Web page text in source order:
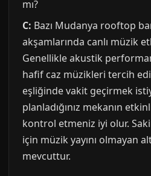
mı?
C: Bazı Mudanya rooftop
akşamlarında canlı müzik
Genellikle akustik
hafif caz müzikleri tercih
eşliğinde vakit geçirmek
planladığınız mekanın
kontrol etmeniz iyi olur.
için müzik yayını olmayan
mevcuttur.